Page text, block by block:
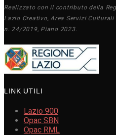
Realizzato con il contributo della
Lazio Creativo, Area Servizi
n. 24/2019, Piano 2023.
LINK UTILI
Lazio 900
Opac SBN
Opac RML